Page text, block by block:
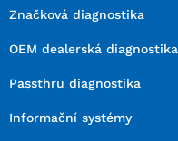
Značková diagnostika
OEM dealerská diagnostika
Passthru diagnostika
Informační systémy